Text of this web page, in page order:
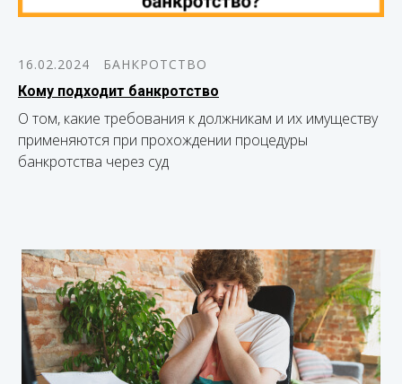
16.02.2024
БАНКРОТСТВО
Кому подходит банкротство
О том, какие требования к должникам и их имуществу
применяются при прохождении процедуры
банкротства через суд